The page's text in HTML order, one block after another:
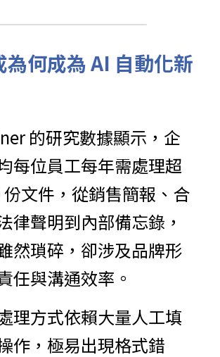
為何成為 AI 自動化新
的研究數據顯示，企
每位員工每年需處理超
份文件，從銷售簡報、合
律聲明到內部備忘錄，
然瑣碎，卻涉及品牌形
任與溝通效率。
理方式依賴大量人工填
作，極易出現格式錯